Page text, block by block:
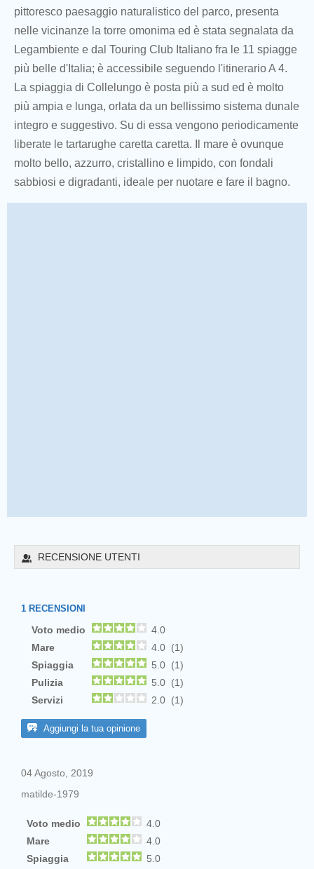
pittoresco paesaggio naturalistico del parco, presenta
nelle vicinanze la torre omonima ed è stata segnalata da
Legambiente e dal Touring Club Italiano fra le 11 spiagge
più belle d'Italia; è accessibile seguendo l'itinerario A 4.
La spiaggia di Collelungo è posta più a sud ed è molto
più ampia e lunga, orlata da un bellissimo sistema dunale
integro e suggestivo. Su di essa vengono periodicamente
liberate le tartarughe caretta caretta. Il mare è ovunque
molto bello, azzurro, cristallino e limpido, con fondali
sabbiosi e digradanti, ideale per nuotare e fare il bagno.
RECENSIONE UTENTI
1 RECENSIONI
Voto medio
4.0
Mare
4.0 (1)
Spiaggia
5.0 (1)
Pulizia
5.0 (1)
Servizi
2.0 (1)
Aggiungi la tua opinione
04 Agosto, 2019
matilde-1979
Voto medio
4.0
Mare
4.0
Spiaggia
5.0